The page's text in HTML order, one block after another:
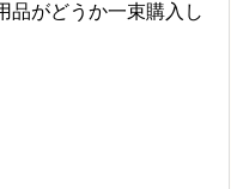
品がどうか一束購入し